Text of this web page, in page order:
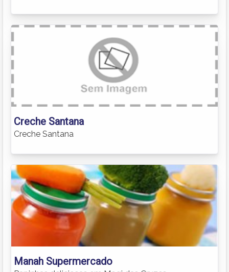
Creche Santana
Creche Santana
Manah Supermercado